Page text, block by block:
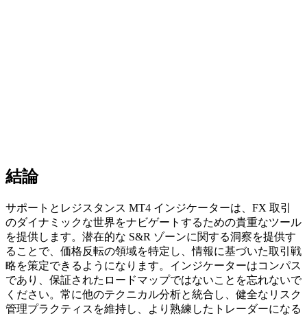
結論
サポートとレジスタンス MT4 インジケーターは、FX 取引
のダイナミックな世界をナビゲートするための貴重なツール
を提供します。潜在的な S&R ゾーンに関する洞察を提供す
ることで、価格反転の領域を特定し、情報に基づいた取引戦
略を策定できるようになります。インジケーターはコンパス
であり、保証されたロードマップではないことを忘れないで
ください。常に他のテクニカル分析と統合し、健全なリスク
管理プラクティスを維持し、より熟練したトレーダーになる